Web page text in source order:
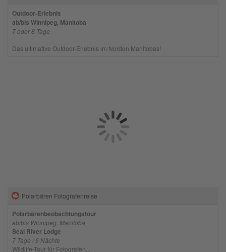
Outdoor-Erlebnis
ab/bis Winnipeg, Manitoba
7 oder 8 Tage
Das ultimative Outdoor-Erlebnis im Norden Manitobas!
Polarbären Fotografenreise
Polarbärenbeobachtungstour
ab/bis Winnipeg, Manitoba
Seal River Lodge
7 Tage / 6 Nächte
Wildlife-Tour für Fotografen...